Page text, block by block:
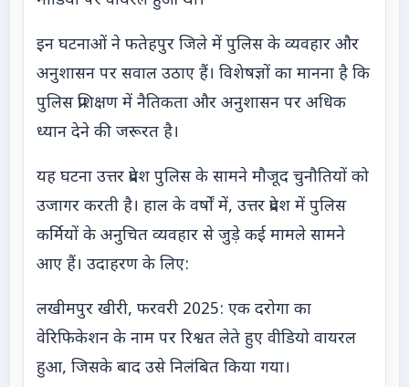
इन घटनाओं ने फतेहपुर जिले में पुलिस के व्यवहार और
अनुशासन पर सवाल उठाए हैं। विशेषज्ञों का मानना है कि
पुलिस प्रशिक्षण में नैतिकता और अनुशासन पर अधिक
ध्यान देने की जरूरत है।
यह घटना उत्तर प्रदेश पुलिस के सामने मौजूद चुनौतियों को
उजागर करती है। हाल के वर्षों में, उत्तर प्रदेश में पुलिस
कर्मियों के अनुचित व्यवहार से जुड़े कई मामले सामने
आए हैं। उदाहरण के लिए:
लखीमपुर खीरी, फरवरी 2025: एक दरोगा का
वेरिफिकेशन के नाम पर रिश्वत लेते हुए वीडियो वायरल
हुआ, जिसके बाद उसे निलंबित किया गया।